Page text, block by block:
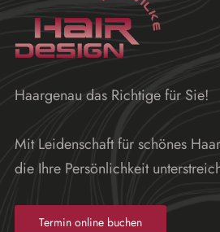
Haargenau das Richtige für Sie!
Mit Leidenschaft für schönes
die Ihre Persönlichkeit
Termin online buchen